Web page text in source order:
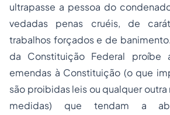
ultrapasse a pessoa do
vedadas penas cruéis, de
trabalhos forçados e de
da Constituição Federal proíbe
emendas à Constituição (o que
são proibidas leis ou qualquer
medidas) que tendam a